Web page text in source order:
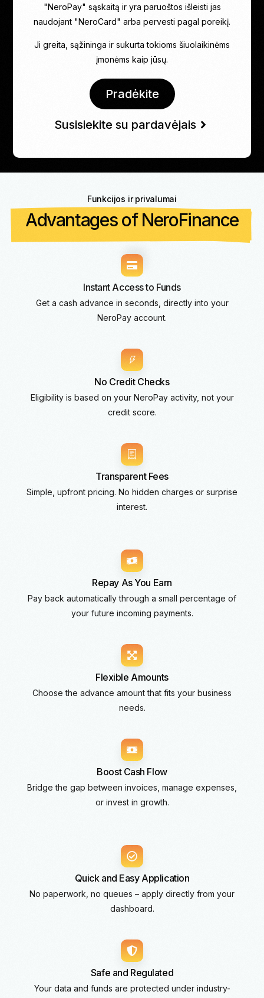
"NeroPay" sąskaitą ir yra paruoštos išleisti jas
naudojant "NeroCard" arba pervesti pagal poreikį.
Ji greita, sąžininga ir sukurta tokioms šiuolaikinėms
įmonėms kaip jūsų.
Pradėkite
Susisiekite su pardavėjais
Funkcijos ir privalumai
Advantages of NeroFinance
Instant Access to Funds
Get a cash advance in seconds, directly into your
NeroPay account.
No Credit Checks
Eligibility is based on your NeroPay activity, not your
credit score.
Transparent Fees
Simple, upfront pricing. No hidden charges or surprise
interest.
Repay As You Earn
Pay back automatically through a small percentage of
your future incoming payments.
Flexible Amounts
Choose the advance amount that fits your business
needs.
Boost Cash Flow
Bridge the gap between invoices, manage expenses,
or invest in growth.
Quick and Easy Application
No paperwork, no queues – apply directly from your
dashboard.
Safe and Regulated
Your data and funds are protected under industry-